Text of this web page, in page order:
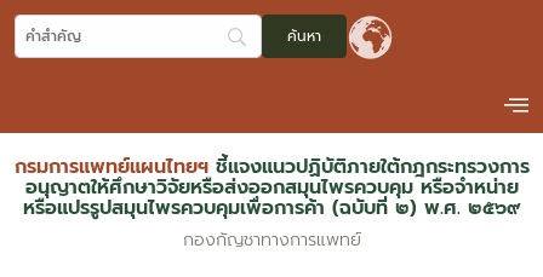
กรมการแพทย์แผนไทยฯ ชี้แจงแนวปฏิบัติภายใต้กฎกระทรวงการ
อนุญาตให้ศึกษาวิจัยหรือส่งออกสมุนไพรควบคุม หรือจำหน่าย
หรือแปรรูปสมุนไพรควบคุมเพื่อการค้า (ฉบับที่ ๒) พ.ศ. ๒๕๖๙
กองกัญชาทางการแพทย์